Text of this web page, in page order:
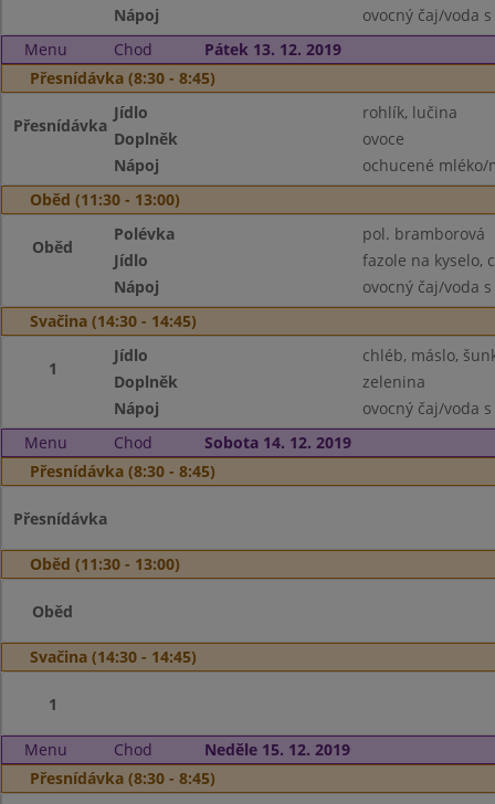
Nápoj
ovocný čaj/voda
Menu
Chod
Pátek 13. 12. 2019
Přesnídávka (8:30 - 8:45)
Přesnídávka
Jídlo
rohlík, lučina
Doplněk
ovoce
Nápoj
ochucené
Oběd (11:30 - 13:00)
Oběd
Polévka
pol. bramborová
Jídlo
fazole na kyselo,
Nápoj
ovocný čaj/voda
Svačina (14:30 - 14:45)
1
Jídlo
chléb, máslo,
Doplněk
zelenina
Nápoj
ovocný čaj/voda
Menu
Chod
Sobota 14. 12. 2019
Přesnídávka (8:30 - 8:45)
Přesnídávka
Oběd (11:30 - 13:00)
Oběd
Svačina (14:30 - 14:45)
1
Menu Chod
Neděle 15. 12. 2019
Přesnídávka (8:30 - 8:45)